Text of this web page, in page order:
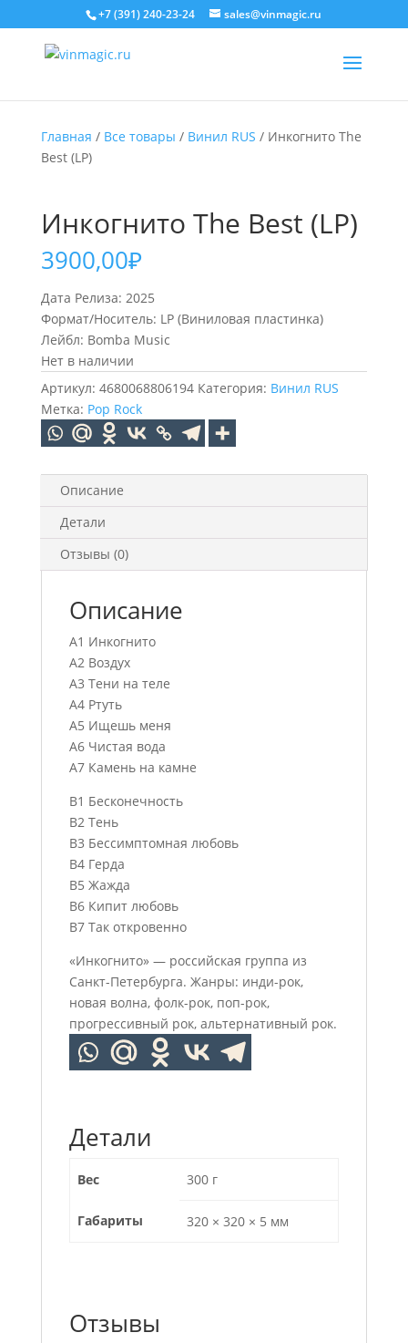
+7 (391) 240-23-24 sales@vinmagic.ru
Главная / Все товары / Винил RUS / Инкогнито The
Best (LP)
Инкогнито The Best (LP)
3900,00₽
Дата Релиза: 2025
Формат/Носитель: LP (Виниловая пластинка)
Лейбл: Bomba Music
Нет в наличии
Артикул: 4680068806194 Категория: Винил RUS
Метка: Pop Rock
Описание
Детали
Отзывы (0)
Описание
A1 Инкогнито
A2 Воздух
A3 Тени на теле
A4 Ртуть
A5 Ищешь меня
A6 Чистая вода
A7 Камень на камне
B1 Бесконечность
B2 Тень
B3 Бессимптомная любовь
B4 Герда
B5 Жажда
B6 Кипит любовь
B7 Так откровенно
«Инкогнито» — российская группа из
Санкт-Петербурга. Жанры: инди-рок,
новая волна, фолк-рок, поп-рок,
прогрессивный рок, альтернативный рок.
Детали
Вес 300 г
Габариты 320 × 320 × 5 мм
Отзывы